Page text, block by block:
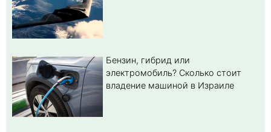
Бензин, гибрид или
электромобиль? Cколько стоит
владение машиной в Израиле